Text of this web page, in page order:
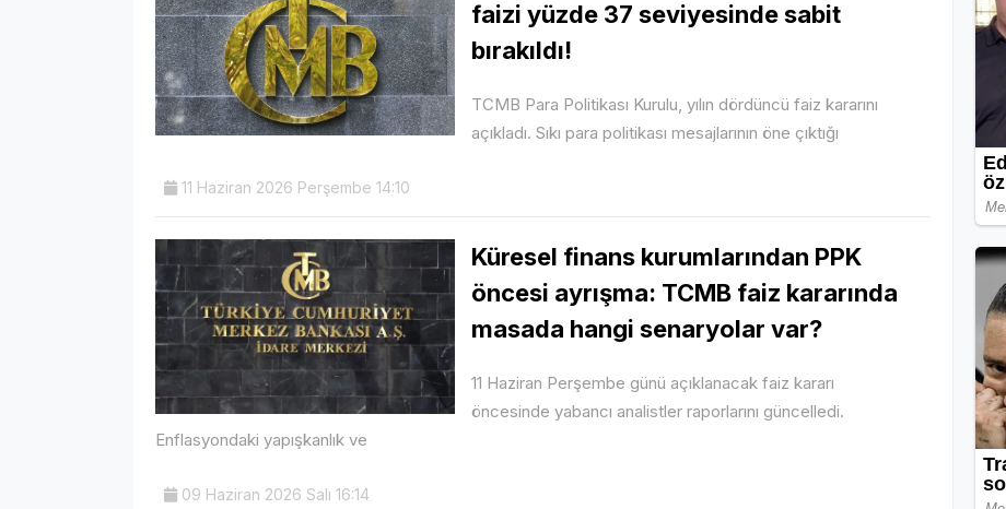
faizi yüzde 37 seviyesinde sabit
bırakıldı!
TCMB Para Politikası Kurulu, yılın dördüncü faiz kararını
açıkladı. Sıkı para politikası mesajlarının öne çıktığı
11 Haziran 2026 Perşembe 14:10
Küresel finans kurumlarından PPK
öncesi ayrışma: TCMB faiz kararında
masada hangi senaryolar var?
11 Haziran Perşembe günü açıklanacak faiz kararı
öncesinde yabancı analistler raporlarını güncelledi.
Enflasyondaki yapışkanlık ve
09 Haziran 2026 Salı 16:14